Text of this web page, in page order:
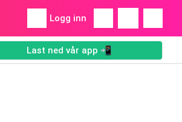
Logg inn
Last ned vår app 📲